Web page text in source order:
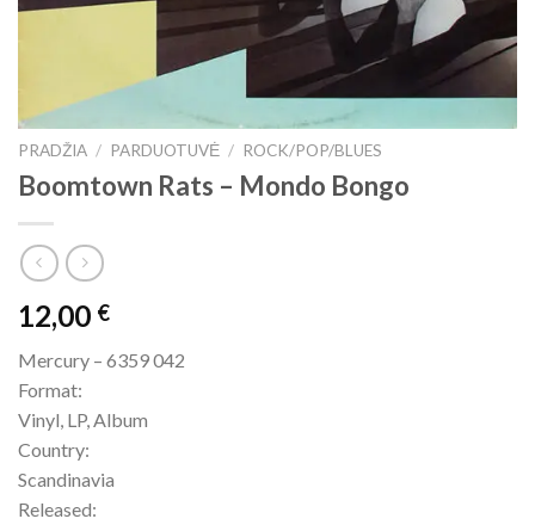
PRADŽIA / PARDUOTUVĖ / ROCK/POP/BLUES
Boomtown Rats ‎– Mondo Bongo
12,00 €
Mercury – 6359 042
Format:
Vinyl, LP, Album
Country:
Scandinavia
Released: